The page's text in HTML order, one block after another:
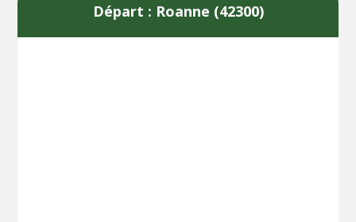
Départ : Roanne (42300)